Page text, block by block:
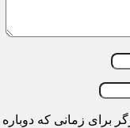
برای زمانی که